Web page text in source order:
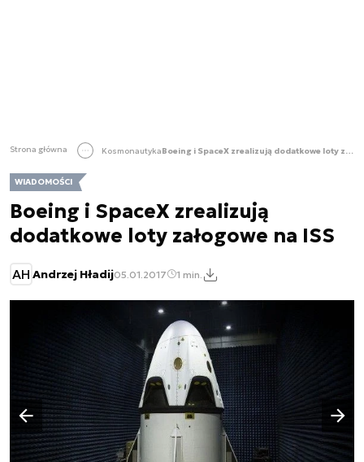
Strona główna Kosmonautyka Boeing i SpaceX zrealizują dodatkowe loty załogowe na ISS
WIADOMOŚCI
Boeing i SpaceX zrealizują
dodatkowe loty załogowe na ISS
AH Andrzej Hładij05.01.2017 1 min.
Poprzedni slajd
Następny slajd